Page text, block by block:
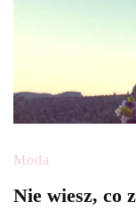
Moda
Nie wiesz, co